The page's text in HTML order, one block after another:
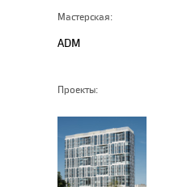
Мастерская:
ADM
Проекты: